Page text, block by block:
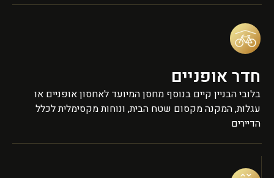
חדר אופניים
בלובי הבניין קיים בנוסף מחסן המיועד לאחסון אופניים או
עגלות, המקנה מקסום שטח הבית, ונוחות מקסימלית לכלל
הדיירים